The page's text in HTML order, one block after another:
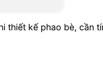
thiết kế phao bè, cần